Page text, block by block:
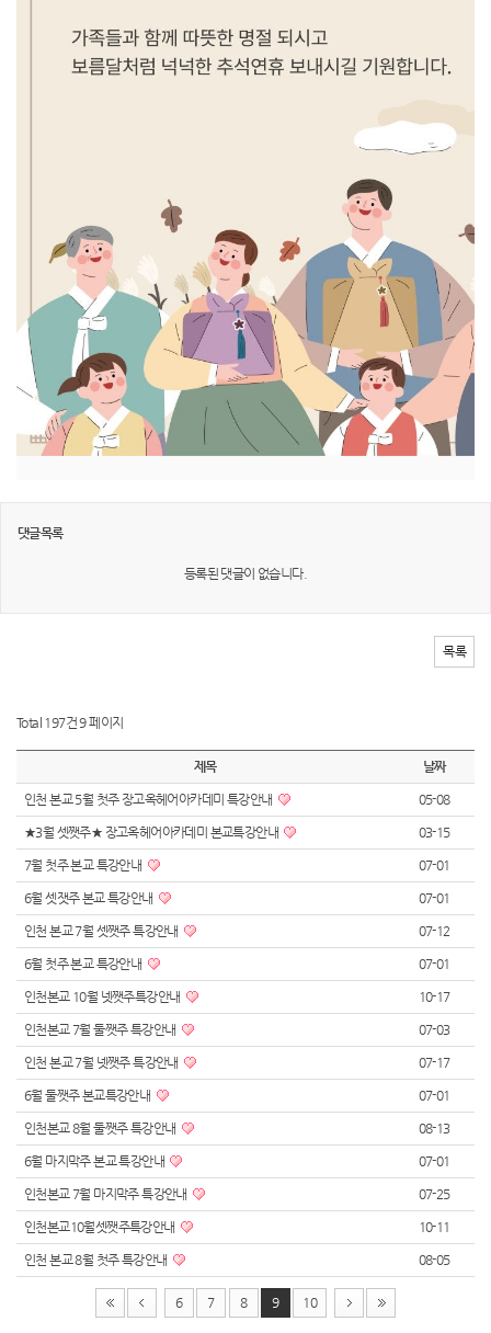
댓글목록
등록된 댓글이 없습니다.
목록
Total 197건9 페이지
제목 날짜
인천 본교 5월 첫주 장고옥헤어아카데미 특강안내 05-08
★3월 셋쨋주★ 장고옥헤어아카데미 본교특강안내 03-15
7월 첫주 본교 특강안내 07-01
6월 셋잿주 본교 특강안내 07-01
인천 본교 7월 셋쨋주 특강안내 07-12
6월 첫주 본교 특강안내 07-01
인천본교 10월 넷쨋주특강안내 10-17
인천본교 7월 둘쨋주 특강안내 07-03
인천 본교 7월 넷쨋주 특강안내 07-17
6월 둘쨋주 본교특강안내 07-01
인천본교 8월 둘쨋주 특강안내 08-13
6월 마지막주 본교 특강안내 07-01
인천본교 7월 마지막주 특강안내 07-25
인천본교10월셋쨋주특강안내 10-11
인천 본교 8월 첫주 특강안내 08-05
6 7 8 9 10